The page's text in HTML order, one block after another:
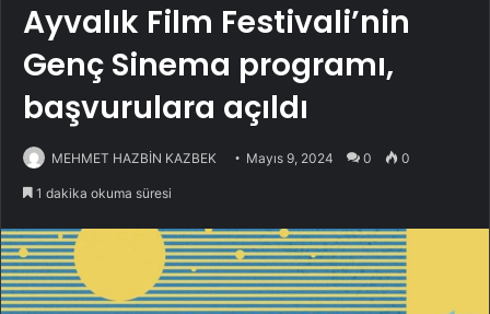
Ayvalık Film Festivali’nin
Genç Sinema programı,
başvurulara açıldı
MEHMET HAZBİN KAZBEK Mayıs 9, 2024 0 0
1 dakika okuma süresi